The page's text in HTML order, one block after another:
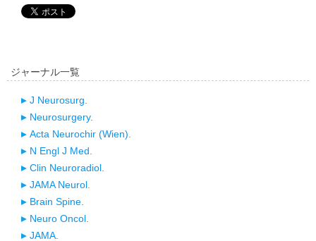
ジャーナル一覧
J Neurosurg.
Neurosurgery.
Acta Neurochir (Wien).
N Engl J Med.
Clin Neuroradiol.
JAMA Neurol.
Brain Spine.
Neuro Oncol.
JAMA.